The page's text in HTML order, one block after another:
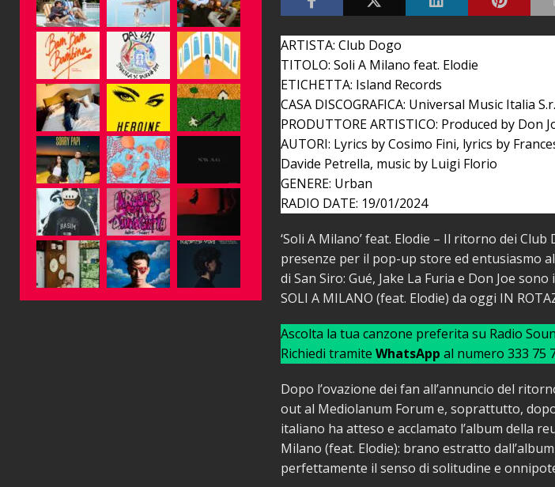
ARTISTA: Club Dogo
TITOLO: Soli A Milano feat. Elodie
ETICHETTA: Island Records
CASA DISCOGRAFICA: Universal Music Italia
PRODUTTORE ARTISTICO: Produced by Don
AUTORI: Lyrics by Cosimo Fini, lyrics by
Davide Petrella, music by Luigi Florio
GENERE: Urban
RADIO DATE: 19/01/2024
‘Soli A Milano’ feat. Elodie – Il ritorno dei
presenze per il pop-up store ed entusiasmo
di San Siro: Gué, Jake La Furia e Don Joe
SOLI A MILANO (feat. Elodie) da oggi IN
Ascolta la tua canzone preferita su Radio
Richiedi tramite WhatsApp al numero 333 75
Dopo l’ovazione dei fan all’annuncio del
out al Mediolanum Forum e, soprattutto,
italiano ha atteso e acclamato l’album della
Milano (feat. Elodie): brano estratto
perfettamente il senso di solitudine e